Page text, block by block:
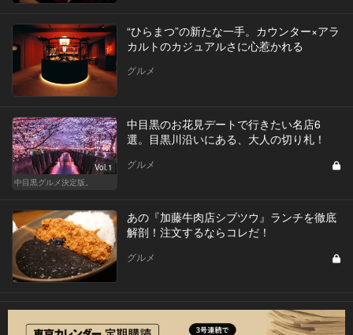
“ひらまつ”の新たな一手。カウンター×アラ
カルトのカジュアルさに心惹かれる
グルメ
Vol.1
中目黒グルメ決定版。
中目黒のお花見デートで行きたい名店6
選。目黒川沿いにある、大人の切り札！
グルメ
あの『加藤牛肉店シブツウ』ランチを徹底
解剖！注文するならコレだ！
グルメ